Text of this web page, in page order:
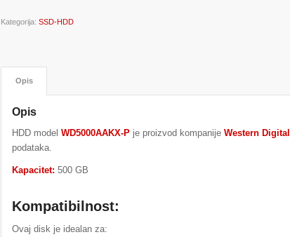
Kategorija:SSD-HDD
Opis
Opis
HDD modelWD5000AAKX-P je proizvod kompanijeWestern Digital
podataka.
Kapacitet: 500 GB
Kompatibilnost:
Ovaj disk je idealan za: